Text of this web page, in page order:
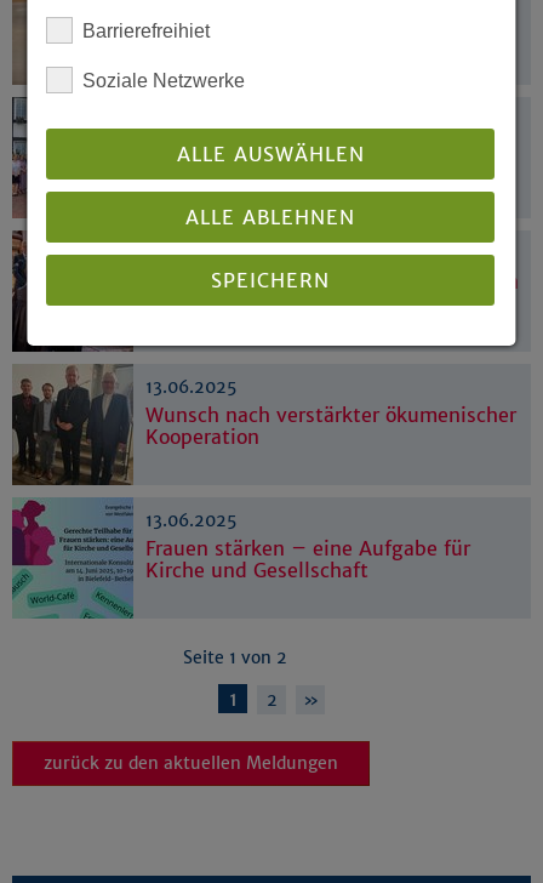
Ökumenischen Rates der Kirchen
Auf dem Weg zu mehr
15.06.2025
„Unsere Sicht verrücken – Menschen in
ihrem Christsein stärken“
13.06.2025
Wunsch nach verstärkter ökumenischer
Kooperation
13.06.2025
Frauen stärken – eine Aufgabe für
Kirche und Gesellschaft
Seite 1 von 2
1 2 »
zurück zu den aktuellen Meldungen
Barrierefreihiet
Soziale Netzwerke
ALLE AUSWÄHLEN
ALLE ABLEHNEN
SPEICHERN
Impressum| Datenschutz